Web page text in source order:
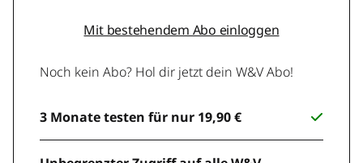
Mit bestehendem Abo einloggen
Noch kein Abo? Hol dir jetzt dein W&V Abo!
3 Monate testen für nur 19,90 €